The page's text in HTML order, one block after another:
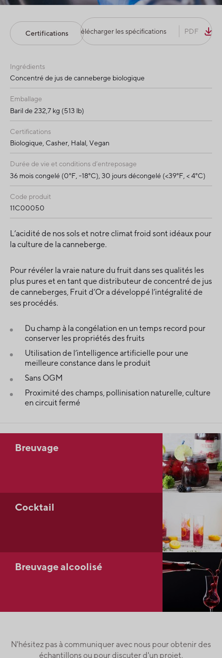
Certifications Télécharger les spécifications PDF
Ingrédients
Concentré de jus de canneberge biologique
Emballage
Baril de 232,7 kg (513 lb)
Certifications
Biologique, Casher, Halal, Vegan
Durée de vie et conditions d’entreposage
36 mois congelé (0°F, -18°C), 30 jours décongelé (<39°F, < 4°C)
Code produit
11C00050
L’acidité de nos sols et notre climat froid sont idéaux pour
la culture de la canneberge.
Pour révéler la vraie nature du fruit dans ses qualités les
plus pures et en tant que distributeur de concentré de jus
de canneberges, Fruit d’Or a développé l’intégralité de
ses procédés.
Du champ à la congélation en un temps record pour
conserver les propriétés des fruits
Utilisation de l’intelligence artificielle pour une
meilleure constance dans le produit
Sans OGM
Proximité des champs, pollinisation naturelle, culture
en circuit fermé
Breuvage
Cocktail
Breuvage alcoolisé
N'hésitez pas à communiquer avec nous pour obtenir des
échantillons ou pour discuter d'un projet.